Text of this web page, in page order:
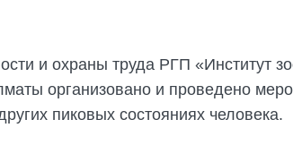
и охраны труда РГП «Институт
организовано и проведено
пиковых состояниях человека.